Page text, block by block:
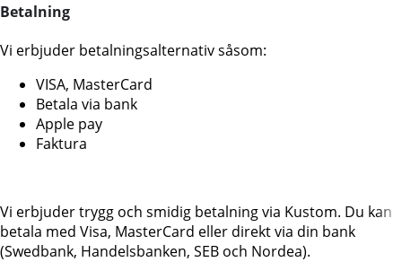
Betalning
Vi erbjuder betalningsalternativ såsom:
VISA, MasterCard
Betala via bank
Apple pay
Faktura
Vi erbjuder trygg och smidig betalning via Kustom. Du kan
betala med Visa, MasterCard eller direkt via din bank
(Swedbank, Handelsbanken, SEB och Nordea).